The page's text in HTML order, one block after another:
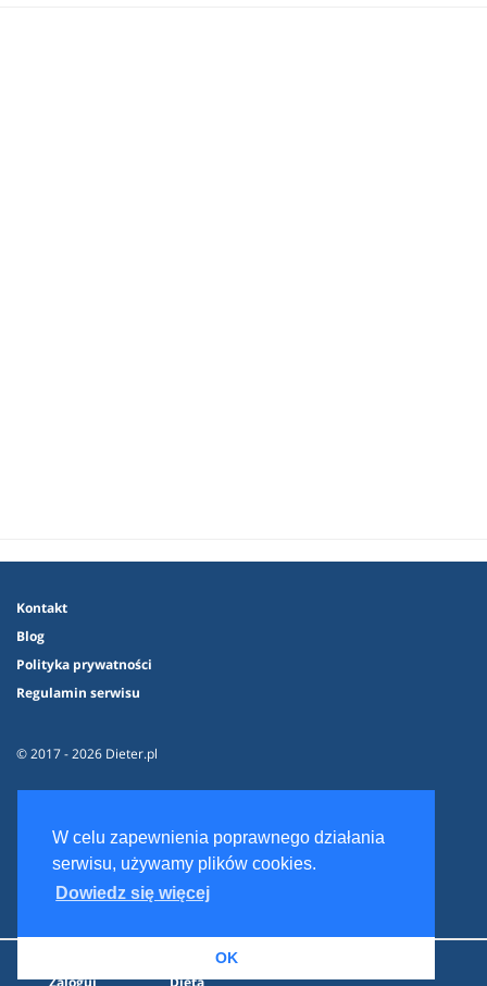
W celu zapewnienia poprawnego działania
serwisu, używamy plików cookies.
Dowiedz się więcej
OK
Kontakt
Blog
Polityka prywatności
Regulamin serwisu
© 2017 - 2026 Dieter.pl
Zaloguj Dieta